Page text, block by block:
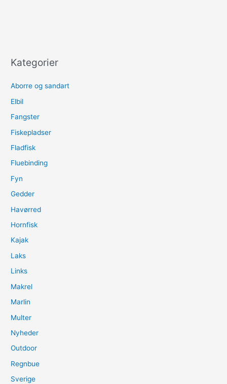
Kategorier
Aborre og sandart
Elbil
Fangster
Fiskepladser
Fladfisk
Fluebinding
Fyn
Gedder
Havørred
Hornfisk
Kajak
Laks
Links
Makrel
Marlin
Multer
Nyheder
Outdoor
Regnbue
Sverige